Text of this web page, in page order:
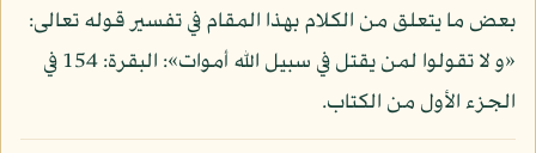
بعض ما يتعلق من الكلام بهذا المقام في تفسير قوله تعالى:
«و لا تقولوا لمن يقتل في سبيل الله أموات»: البقرة: 154 في
الجزء الأول من الكتاب.